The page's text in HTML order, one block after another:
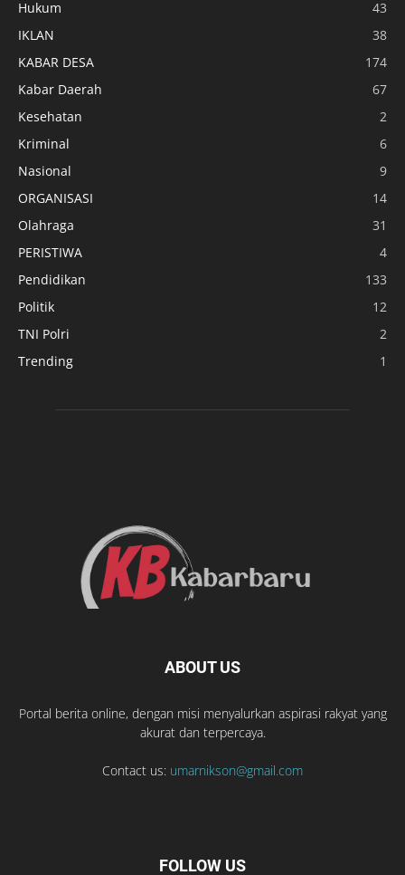
Hukum
43
IKLAN
38
KABAR DESA
174
Kabar Daerah
67
Kesehatan
2
Kriminal
6
Nasional
9
ORGANISASI
14
Olahraga
31
PERISTIWA
4
Pendidikan
133
Politik
12
TNI Polri
2
Trending
1
ABOUT US
Portal berita online, dengan misi menyalurkan aspirasi rakyat yang
akurat dan terpercaya.
Contact us: umarnikson@gmail.com
FOLLOW US